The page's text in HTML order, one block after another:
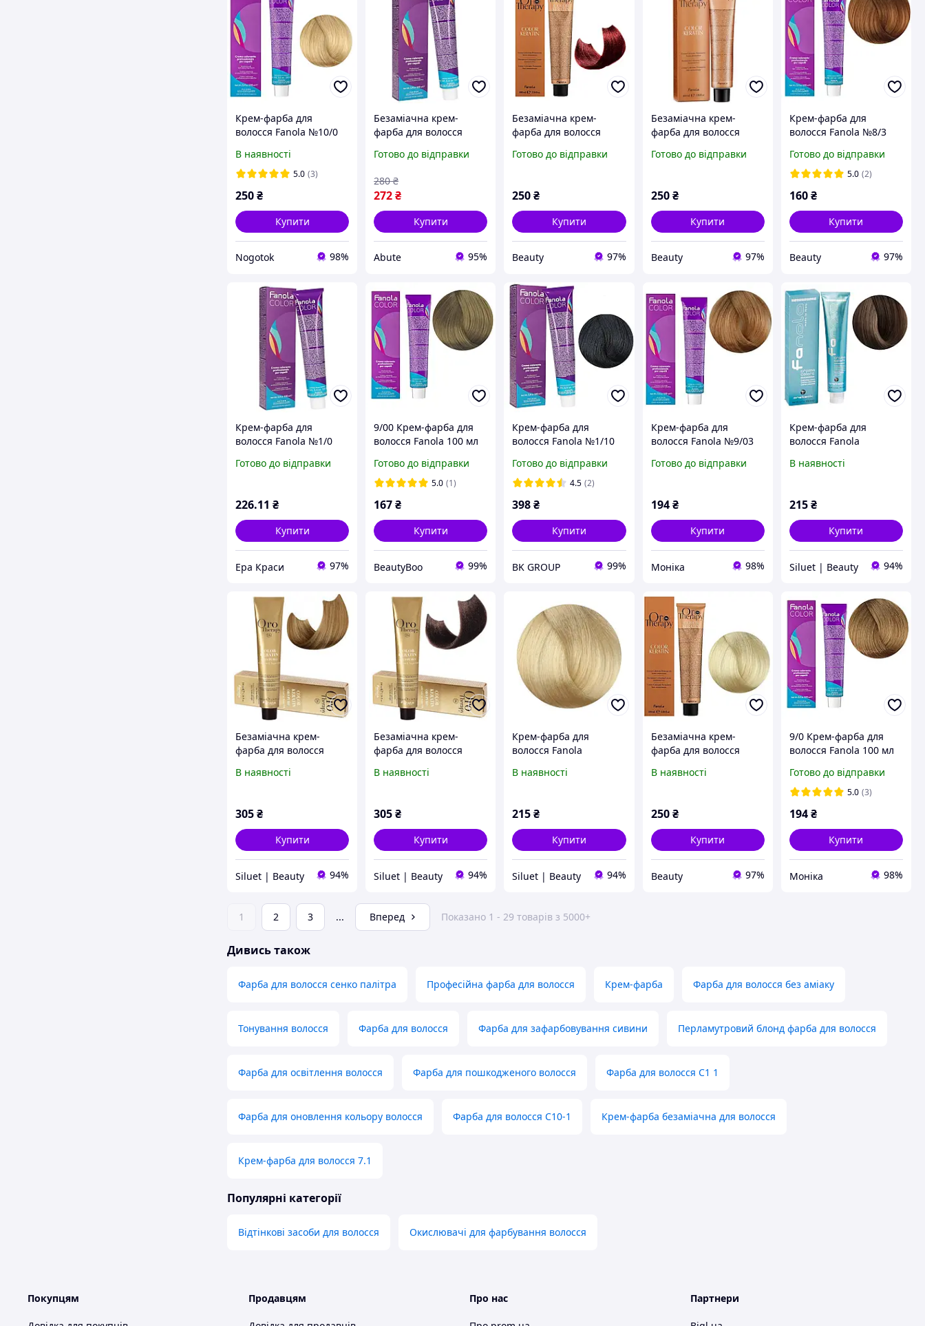
Крем-фарба для
волосся Fanola №10/0
В наявності
5.0 (3)
250₴
Купити
Nogotok 98%
Безаміачна крем-
фарба для волосся
№1/0 100 мл
Готово до відправки
272₴
280 ₴
Купити
Abute 95%
Безаміачна крем-
фарба для волосся
№5/606 Light chestnut
Готово до відправки
250₴
Купити
Beauty 97%
Безаміачна крем-
фарба для волосся
№6/5 Rubio Oscuro
Готово до відправки
250 ₴
Купити
Beauty 97%
Крем-фарба для
волосся Fanola №8/3
мл
Готово до відправки
5.0 (2)
160₴
Купити
Beauty 97%
Крем-фарба для
волосся Fanola №1/0
Готово до відправки
226.11 ₴
Купити
Ера Краси 97%
9/00 Крем-фарба для
волосся Fanola 100 мл
Готово до відправки
5.0 (1)
167₴
Купити
BeautyBoo 99%
Крем-фарба для
волосся Fanola №1/10
Готово до відправки
4.5 (2)
398₴
Купити
BK GROUP 99%
Крем-фарба для
волосся Fanola №9/03
100 мл
Готово до відправки
194 ₴
Купити
Моніка 98%
Крем-фарба для
волосся Fanola
В наявності
215₴
Купити
Siluet | Beauty 94%
Безаміачна крем-
фарба для волосся
В наявності
305₴
Купити
Siluet | Beauty 94%
Безаміачна крем-
фарба для волосся
В наявності
305₴
Купити
Siluet | Beauty 94%
Крем-фарба для
волосся Fanola
В наявності
215₴
Купити
Siluet | Beauty 94%
Безаміачна крем-
фарба для волосся
№10/0 Blonde platinum
В наявності
250 ₴
Купити
Beauty 97%
9/0 Крем-фарба для
волосся Fanola 100 мл
Готово до відправки
5.0 (3)
194₴
Купити
Моніка 98%
1 2 3 ... Вперед Показано 1 - 29 товарів з 5000+
Дивись також
Фарба для волосся сенко палітра Професійна фарба для волосся Крем-фарба Фарба для волосся без аміаку
Тонування волосся Фарба для волосся Фарба для зафарбовування сивини Перламутровий блонд фарба для волосся
Фарба для освітлення волосся Фарба для пошкодженого волосся Фарба для волосся С1 1
Фарба для оновлення кольору волосся Фарба для волосся С10-1 Крем-фарба безаміачна для волосся
Крем-фарба для волосся 7.1
Популярні категорії
Відтінкові засоби для волосся Окислювачі для фарбування волосся
Покупцям Продавцям Про нас Партнери